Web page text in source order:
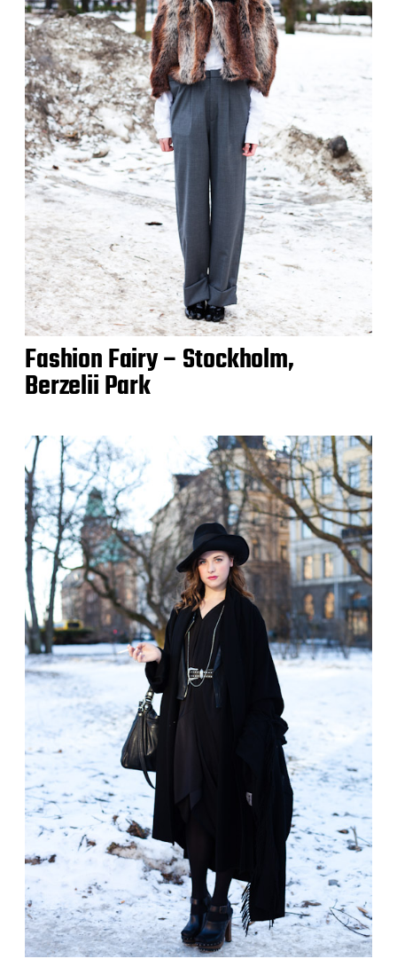
Fashion Fairy – Stockholm,
Berzelii Park